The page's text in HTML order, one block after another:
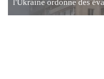
l'Ukraine ordonne des